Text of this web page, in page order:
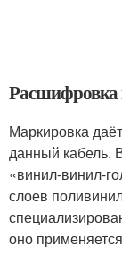
Расшифровка
Маркировка
данный кабель.
«винил-винил-
слоев
оно